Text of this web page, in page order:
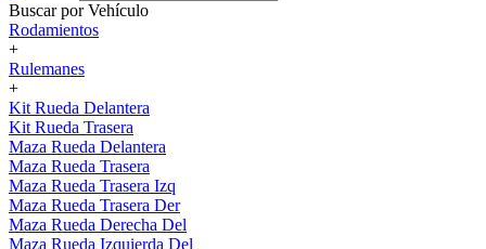
Buscar por Vehículo
Rodamientos
+
Rulemanes
+
Kit Rueda Delantera
Kit Rueda Trasera
Maza Rueda Delantera
Maza Rueda Trasera
Maza Rueda Trasera Izq
Maza Rueda Trasera Der
Maza Rueda Derecha Del
Maza Rueda Izquierda Del